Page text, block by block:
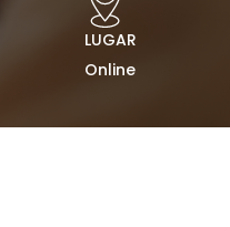
LUGAR
Online